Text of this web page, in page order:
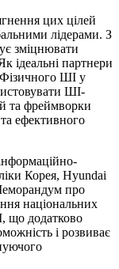
цих цілей
лідерами. З
зміцнювати
ідеальні партнери
ШІ у
ШІ-
та фреймворки
ефективного
Корея, Hyundai
про
національних
що додатково
і розвиває